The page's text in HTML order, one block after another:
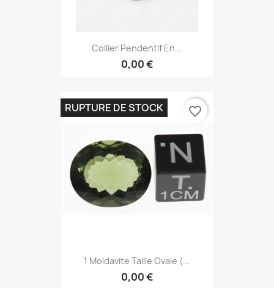
Collier Pendentif En...
0,00 €
1 Moldavite Taille Ovale (...
0,00 €
RUPTURE DE STOCK favorite_border